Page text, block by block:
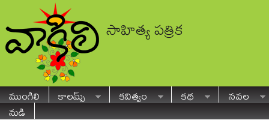
సాహిత్య పత్రిక
ముంగిలి కాలమ్స్ కవిత్వం కథ
నవల
నుడి